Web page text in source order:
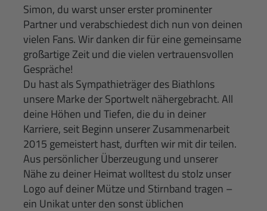
Simon, du warst unser erster prominenter
Partner und verabschiedest dich nun von deinen
vielen Fans. Wir danken dir für eine gemeinsame
großartige Zeit und die vielen vertrauensvollen
Gespräche!
Du hast als Sympathieträger des Biathlons
unsere Marke der Sportwelt nähergebracht. All
deine Höhen und Tiefen, die du in deiner
Karriere, seit Beginn unserer Zusammenarbeit
2015 gemeistert hast, durften wir mit dir teilen.
Aus persönlicher Überzeugung und unserer
Nähe zu deiner Heimat wolltest du stolz unser
Logo auf deiner Mütze und Stirnband tragen –
ein Unikat unter den sonst üblichen